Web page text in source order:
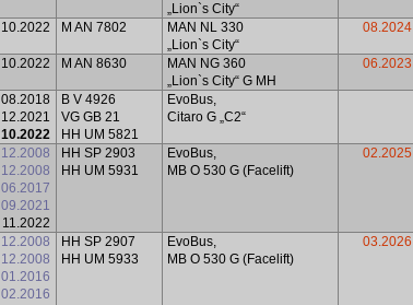
„Lion`s City“
10.2022 M AN 7802
MAN NL 330
„Lion`s City“
08.2024
10.2022 M AN 8630
MAN NG 360
„Lion`s City“ G MH
06.2023
08.2018
12.2021
10.2022
B V 4926
VG GB 21
HH UM 5821
EvoBus,
Citaro G „C2“
12.2008
12.2008
06.2017
09.2021
11.2022
HH SP 2903
HH UM 5931
EvoBus,
MB O 530 G (Facelift)
02.2025
12.2008
12.2008
01.2016
02.2016
HH SP 2907
HH UM 5933
EvoBus,
MB O 530 G (Facelift)
03.2026